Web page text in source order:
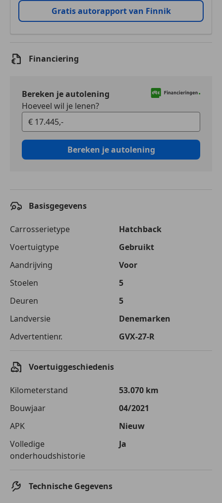
Gratis autorapport van Finnik
Financiering
Bereken je autolening
Hoeveel wil je lenen?
Bereken je autolening
Basisgegevens
Carrosserietype
Hatchback
Voertuigtype
Gebruikt
Aandrijving
Voor
Stoelen
5
Deuren
5
Landversie
Denemarken
Advertentienr.
GVX-27-R
Voertuiggeschiedenis
Kilometerstand
53.070 km
Bouwjaar
04/2021
APK
Nieuw
Volledige
onderhoudshistorie
Ja
Technische Gegevens